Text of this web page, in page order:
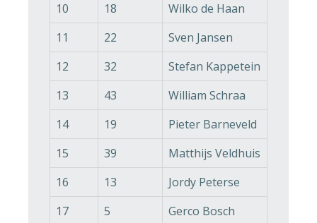
10
18
Wilko de Haan
11
22
Sven Jansen
12
32
Stefan Kappetein
13
43
William Schraa
14
19
Pieter Barneveld
15
39
Matthijs Veldhuis
16
13
Jordy Peterse
17
5
Gerco Bosch